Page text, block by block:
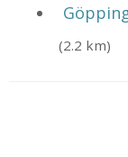
(2.2 km)